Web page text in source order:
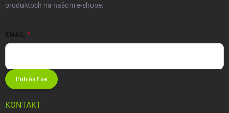
produktoch na našom e-shope.
EMAIL
Prihlásiť sa
KONTAKT